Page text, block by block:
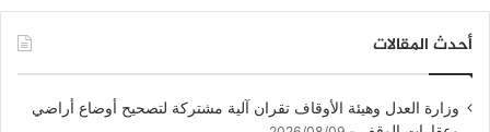
أحدث المقالات
وزارة العدل وهيئة الأوقاف تقران آلية مشتركة لتصحيح أوضاع أراضي